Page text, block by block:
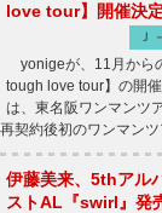
love tour】開催決定
Ｊ
yonigeが、11月から
tough love tour】の開
は、東名阪ワンマンツ
契約後初のワンマン
伊藤美来、5thアル
ストAL『swirl』発